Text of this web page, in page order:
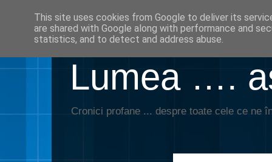
Lumea ….
Cronici profane ... despre toate cele ce ne
This site uses cookies from Google to deliver its
are shared with Google along with performance and
statistics, and to detect and address abuse.